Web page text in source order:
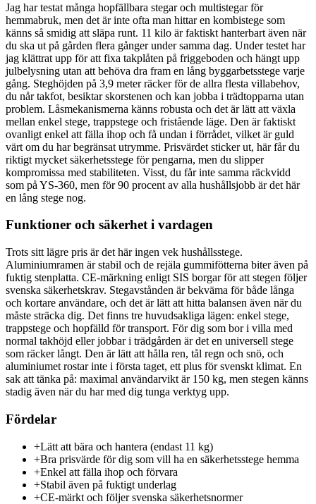
Jag har testat många hopfällbara stegar och multistegar för
hemmabruk, men det är inte ofta man hittar en kombistege som
känns så smidig att släpa runt. 11 kilo är faktiskt hanterbart även när
du ska ut på gården flera gånger under samma dag. Under testet har
jag klättrat upp för att fixa takplåten på friggeboden och hängt upp
julbelysning utan att behöva dra fram en lång byggarbetsstege varje
gång. Steghöjden på 3,9 meter räcker för de allra flesta villabehov,
du når takfot, besiktar skorstenen och kan jobba i trädtopparna utan
problem. Låsmekanismerna känns robusta och det är lätt att växla
mellan enkel stege, trappstege och fristående läge. Den är faktiskt
ovanligt enkel att fälla ihop och få undan i förrådet, vilket är guld
värt om du har begränsat utrymme. Prisvärdet sticker ut, här får du
riktigt mycket säkerhetsstege för pengarna, men du slipper
kompromissa med stabiliteten. Visst, du får inte samma räckvidd
som på YS-360, men för 90 procent av alla hushållsjobb är det här
en lång stege nog.
Funktioner och säkerhet i vardagen
Trots sitt lägre pris är det här ingen vek hushållsstege.
Aluminiumramen är stabil och de rejäla gummifötterna biter även på
fuktig stenplatta. CE-märkning enligt SIS borgar för att stegen följer
svenska säkerhetskrav. Stegavstånden är bekväma för både långa
och kortare användare, och det är lätt att hitta balansen även när du
måste sträcka dig. Det finns tre huvudsakliga lägen: enkel stege,
trappstege och hopfälld för transport. För dig som bor i villa med
normal takhöjd eller jobbar i trädgården är det en universell stege
som räcker långt. Den är lätt att hålla ren, tål regn och snö, och
aluminiumet rostar inte i första taget, ett plus för svenskt klimat. En
sak att tänka på: maximal användarvikt är 150 kg, men stegen känns
stadig även när du har med dig tunga verktyg upp.
Fördelar
+Lätt att bära och hantera (endast 11 kg)
+Bra prisvärde för dig som vill ha en säkerhetsstege hemma
+Enkel att fälla ihop och förvara
+Stabil även på fuktigt underlag
+CE-märkt och följer svenska säkerhetsnormer